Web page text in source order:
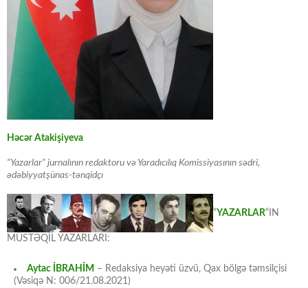
Həcər Atakişiyeva
“Yazarlar” jurnalının redaktoru və Yaradıcılıq Komissiyasının sədri,
ədəbiyyatşünas-tənqidçı
“YAZARLAR“IN
MÜSTƏQİL YAZARLARI:
Aytac İBRAHİM – Redaksiya heyəti üzvü, Qax bölgə təmsilçisi
(Vəsiqə N: 006/21.08.2021)